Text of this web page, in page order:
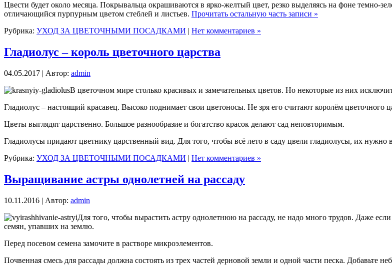
Цвести будет около месяца. Покрывальца окрашиваются в ярко-желтый цвет, резко выделяясь на фоне темно-
отличающийся пурпурным цветом стеблей и листьев. Прочитать остальную часть записи »
Рубрика: УХОД ЗА ЦВЕТОЧНЫМИ ПОСАДКАМИ | Нет комментариев »
Гладиолус – король цветочного царства
04.05.2017 | Автор: admin
В цветочном мире столько красивых и замечательных цветов. Но некоторые из них
Гладиолус – настоящий красавец. Высоко поднимает свои цветоносы. Не зря его считают королём цветочного
Цветы выглядят царственно. Большое разнообразие и богатство красок делают сад неповторимым.
Гладиолусы придают цветнику царственный вид. Для того, чтобы всё лето в саду цвели гладиолусы, их нужно
Рубрика: УХОД ЗА ЦВЕТОЧНЫМИ ПОСАДКАМИ | Нет комментариев »
Выращивание астры однолетней на рассаду
10.11.2016 | Автор: admin
Для того, чтобы вырастить астру однолетнюю на рассаду, не надо много трудов. Даже
семян, упавших на землю.
Перед посевом семена замочите в растворе микроэлементов.
Почвенная смесь для рассады должна состоять из трех частей дерновой земли и одной части песка. Добавьте